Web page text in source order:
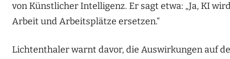
von Künstlicher Intelligenz. Er sagt etwa: „Ja, KI
Arbeit und Arbeitsplätze ersetzen.“
Lichtenthaler warnt davor, die Auswirkungen auf